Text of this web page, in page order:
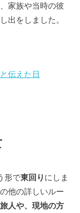
家族や当時の彼
出をしました。
伝えた日
形で東回り にしま
他の詳しいルー
人や、現地の方